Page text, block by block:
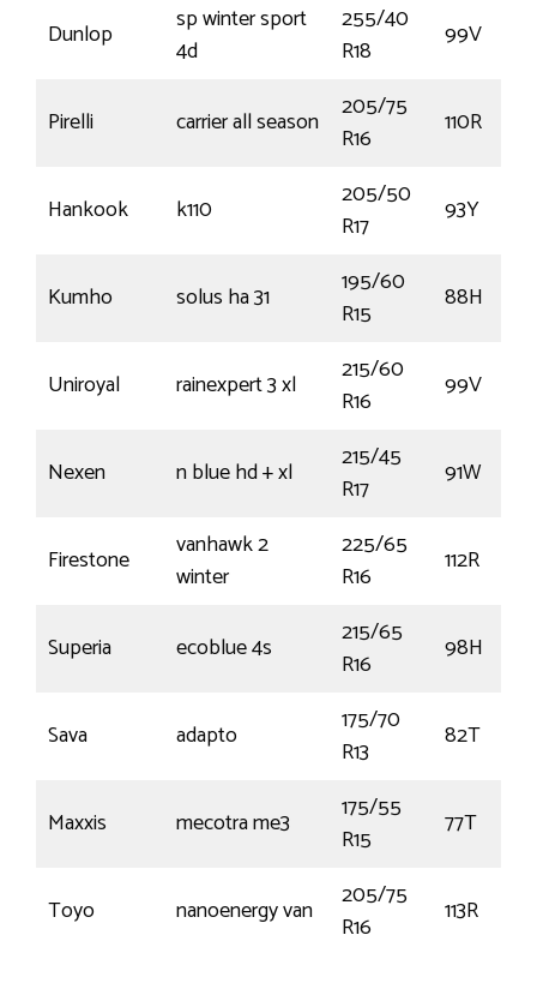
Dunlop
sp winter sport
4d
255/40
R18
99V
Pirelli carrier all season
205/75
R16
110R
Hankook k110
205/50
R17
93Y
Kumho solus ha 31
195/60
R15
88H
Uniroyal rainexpert 3 xl
215/60
R16
99V
Nexen n blue hd + xl
215/45
R17
91W
Firestone
vanhawk 2
winter
225/65
R16
112R
Superia ecoblue 4s
215/65
R16
98H
Sava adapto
175/70
R13
82T
Maxxis mecotra me3
175/55
R15
77T
Toyo nanoenergy van
205/75
R16
113R